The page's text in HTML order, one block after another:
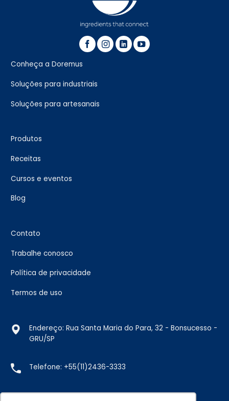
Conheça a Doremus
Soluções para industriais
Soluções para artesanais
Produtos
Receitas
Cursos e eventos
Blog
Contato
Trabalhe conosco
Política de privacidade
Termos de uso
Endereço: Rua Santa Maria do Para, 32 - Bonsucesso -
GRU/SP
Telefone: +55(11)2436-3333
E-mail:vendas@doremus.com.br